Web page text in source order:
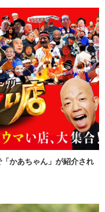
かあちゃん」が紹介され